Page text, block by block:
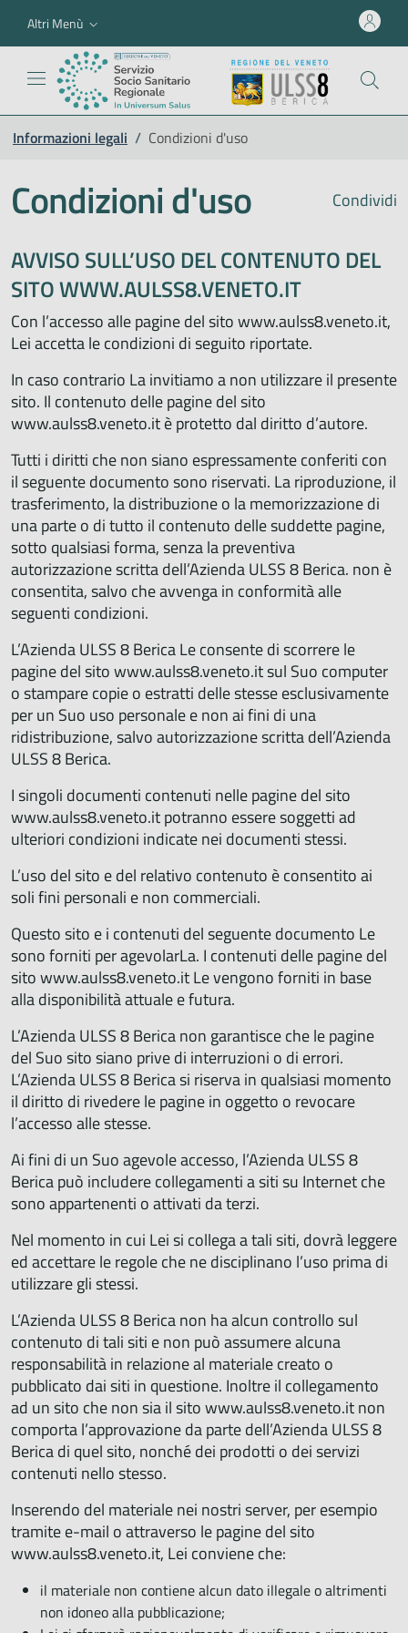
Altri Menù
Informazioni legali / Condizioni d'uso
Condividi
Condizioni d'uso
AVVISO SULL’USO DEL CONTENUTO DEL
SITO WWW.AULSS8.VENETO.IT
Con l’accesso alle pagine del sito www.aulss8.veneto.it,
Lei accetta le condizioni di seguito riportate.
In caso contrario La invitiamo a non utilizzare il presente
sito. Il contenuto delle pagine del sito
www.aulss8.veneto.it è protetto dal diritto d’autore.
Tutti i diritti che non siano espressamente conferiti con
il seguente documento sono riservati. La riproduzione, il
trasferimento, la distribuzione o la memorizzazione di
una parte o di tutto il contenuto delle suddette pagine,
sotto qualsiasi forma, senza la preventiva
autorizzazione scritta dell’Azienda ULSS 8 Berica. non è
consentita, salvo che avvenga in conformità alle
seguenti condizioni.
L’Azienda ULSS 8 Berica Le consente di scorrere le
pagine del sito www.aulss8.veneto.it sul Suo computer
o stampare copie o estratti delle stesse esclusivamente
per un Suo uso personale e non ai fini di una
ridistribuzione, salvo autorizzazione scritta dell’Azienda
ULSS 8 Berica.
I singoli documenti contenuti nelle pagine del sito
www.aulss8.veneto.it potranno essere soggetti ad
ulteriori condizioni indicate nei documenti stessi.
L’uso del sito e del relativo contenuto è consentito ai
soli fini personali e non commerciali.
Questo sito e i contenuti del seguente documento Le
sono forniti per agevolarLa. I contenuti delle pagine del
sito www.aulss8.veneto.it Le vengono forniti in base
alla disponibilità attuale e futura.
L’Azienda ULSS 8 Berica non garantisce che le pagine
del Suo sito siano prive di interruzioni o di errori.
L’Azienda ULSS 8 Berica si riserva in qualsiasi momento
il diritto di rivedere le pagine in oggetto o revocare
l’accesso alle stesse.
Ai fini di un Suo agevole accesso, l’Azienda ULSS 8
Berica può includere collegamenti a siti su Internet che
sono appartenenti o attivati da terzi.
Nel momento in cui Lei si collega a tali siti, dovrà leggere
ed accettare le regole che ne disciplinano l’uso prima di
utilizzare gli stessi.
L’Azienda ULSS 8 Berica non ha alcun controllo sul
contenuto di tali siti e non può assumere alcuna
responsabilità in relazione al materiale creato o
pubblicato dai siti in questione. Inoltre il collegamento
ad un sito che non sia il sito www.aulss8.veneto.it non
comporta l’approvazione da parte dell’Azienda ULSS 8
Berica di quel sito, nonché dei prodotti o dei servizi
contenuti nello stesso.
Inserendo del materiale nei nostri server, per esempio
tramite e-mail o attraverso le pagine del sito
www.aulss8.veneto.it, Lei conviene che:
il materiale non contiene alcun dato illegale o altrimenti
non idoneo alla pubblicazione;